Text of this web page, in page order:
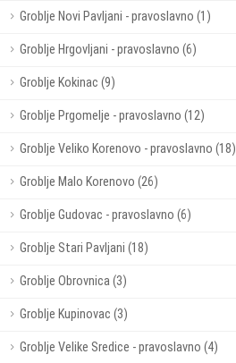
Groblje Novi Pavljani - pravoslavno (1)
Groblje Hrgovljani - pravoslavno (6)
Groblje Kokinac (9)
Groblje Prgomelje - pravoslavno (12)
Groblje Veliko Korenovo - pravoslavno (18)
Groblje Malo Korenovo (26)
Groblje Gudovac - pravoslavno (6)
Groblje Stari Pavljani (18)
Groblje Obrovnica (3)
Groblje Kupinovac (3)
Groblje Velike Sredice - pravoslavno (4)